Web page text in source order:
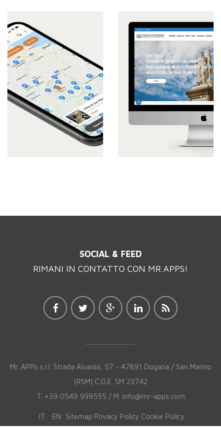
SOCIAL & FEED
RIMANI IN CONTATTO CON MR.APPS!
Mr. APPs s.r.l. Strada Alvania, 57 - 47891 Dogana / San Marino
(RSM) C.O.E. SM 23742
T. +39 0549 999555 / M. info@mr-apps.com
IT EN Sitemap Privacy Policy Cookie Policy